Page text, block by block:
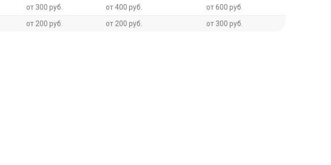
от 300 руб. от 400 руб.
от 600 руб.
от 200 руб. от 200 руб. от 300 руб.